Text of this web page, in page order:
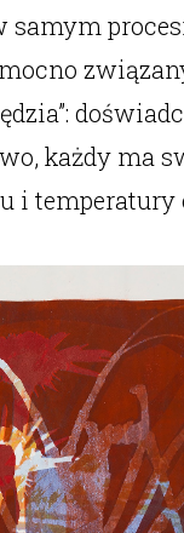
samym
każdy ma
i temperatury